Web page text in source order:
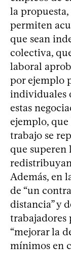
la
permiten
que sean
colectiva,
laboral
por ejemplo
individuales
estas
ejemplo, que
trabajo se
que superen
Además, en
de “un
distancia” y
trabajadores
“mejorar la
mínimos en